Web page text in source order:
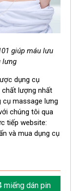
giúp máu lưu
lưng
dụng cụ
lượng nhất
cụ massage lưng
chúng tôi qua
tiếp website:
và mua dụng cụ
miếng dán pin